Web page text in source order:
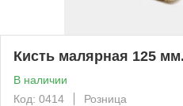
Кисть малярная 125
В наличии
Код: 0414
Розница